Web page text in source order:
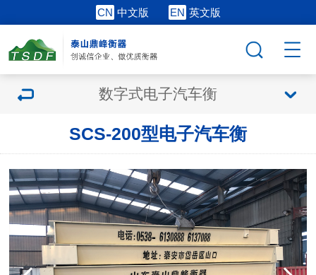
CN 中文版 EN 英文版
数字式电子汽车衡
SCS-200型电子汽车衡